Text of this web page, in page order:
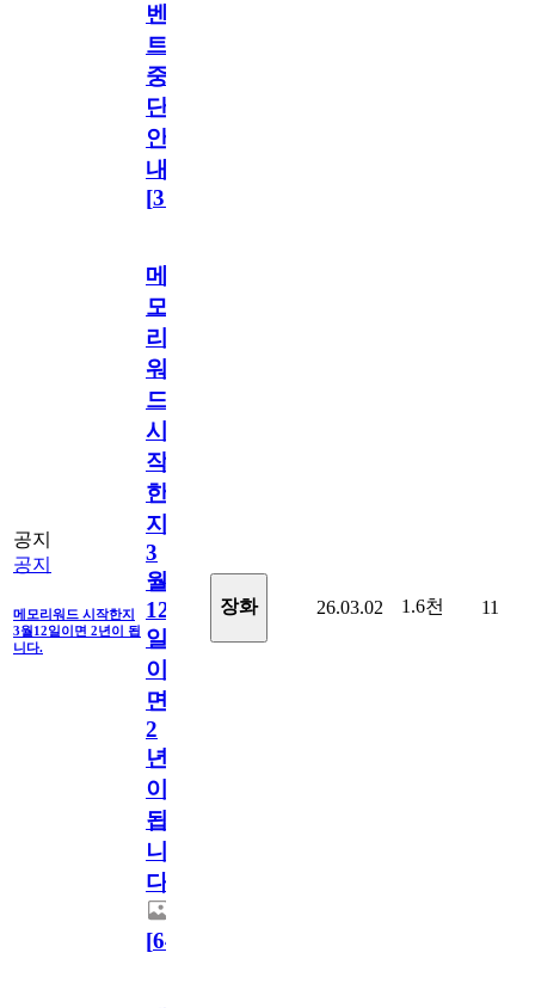
벤
트
중
단
안
내
[31
공지
공지
메모리워드 시작한지
3월12일이면 2년이 됩
니다.
메
모
리
워
드
시
작
한
지
3
월
12
일
이
면
2
년
이
됩
니
다.
[64
장화 26.03.02 1.6천 11